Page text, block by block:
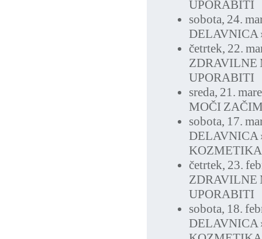
UPORABITI
sobota, 24.
DELAVNICA
četrtek, 22.
ZDRAVILNE
UPORABITI
sreda, 21.
MOČI
sobota, 17.
DELAVNICA
četrtek, 23.
ZDRAVILNE
UPORABITI
sobota, 18.
DELAVNICA